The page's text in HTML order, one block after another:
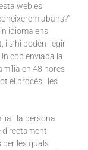
web es
abans?”
idioma ens
i s’hi poden llegir
cop enviada la
en 48 hores
el procés i les
i la persona
directament
per les quals